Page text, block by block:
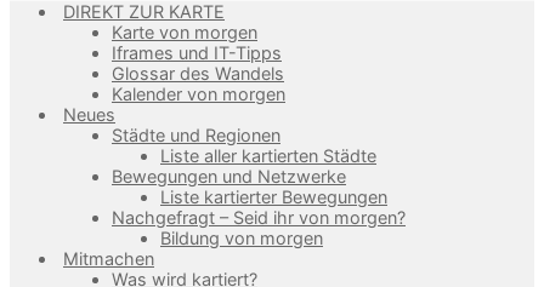
DIREKT ZUR KARTE
Karte von morgen
Iframes und IT-Tipps
Glossar des Wandels
Kalender von morgen
Neues
Städte und Regionen
Liste aller kartierten Städte
Bewegungen und Netzwerke
Liste kartierter Bewegungen
Nachgefragt – Seid ihr von morgen?
Bildung von morgen
Mitmachen
Was wird kartiert?